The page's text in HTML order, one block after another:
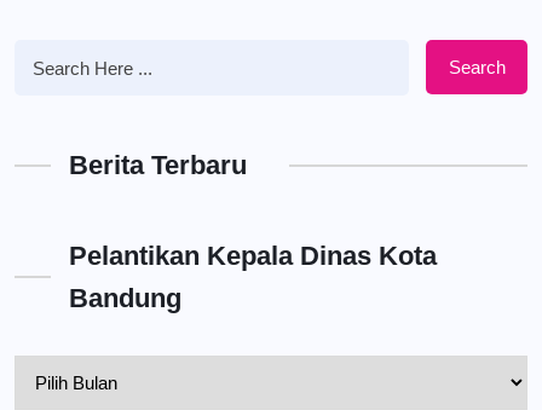
Search
Berita Terbaru
Pelantikan Kepala Dinas Kota
Bandung